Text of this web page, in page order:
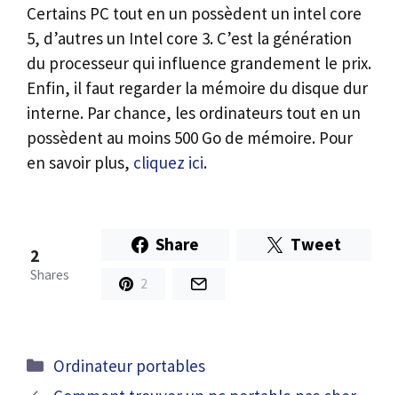
Certains PC tout en un possèdent un intel core
5, d’autres un Intel core 3. C’est la génération
du processeur qui influence grandement le prix.
Enfin, il faut regarder la mémoire du disque dur
interne. Par chance, les ordinateurs tout en un
possèdent au moins 500 Go de mémoire. Pour
en savoir plus, cliquez ici.
2
Shares
Share Tweet
2
Catégories
Ordinateur portables